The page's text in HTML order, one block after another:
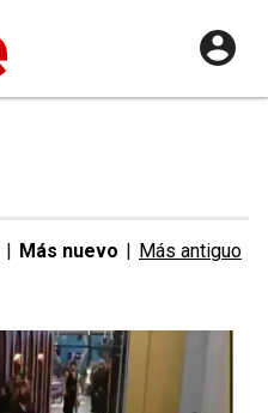
| Más nuevo | Más antiguo